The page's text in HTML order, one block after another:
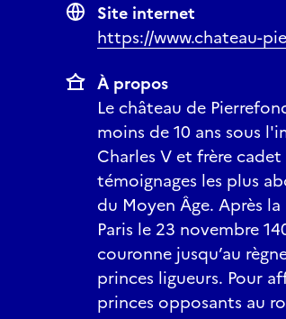
Site internet
https://www.chateau-
À propos
Le château de
moins de 10 ans sous
Charles V et frère
témoignages les plus
du Moyen Âge. Après la
Paris le 23 novembre
couronne jusqu’au
princes ligueurs. Pour
princes opposants au